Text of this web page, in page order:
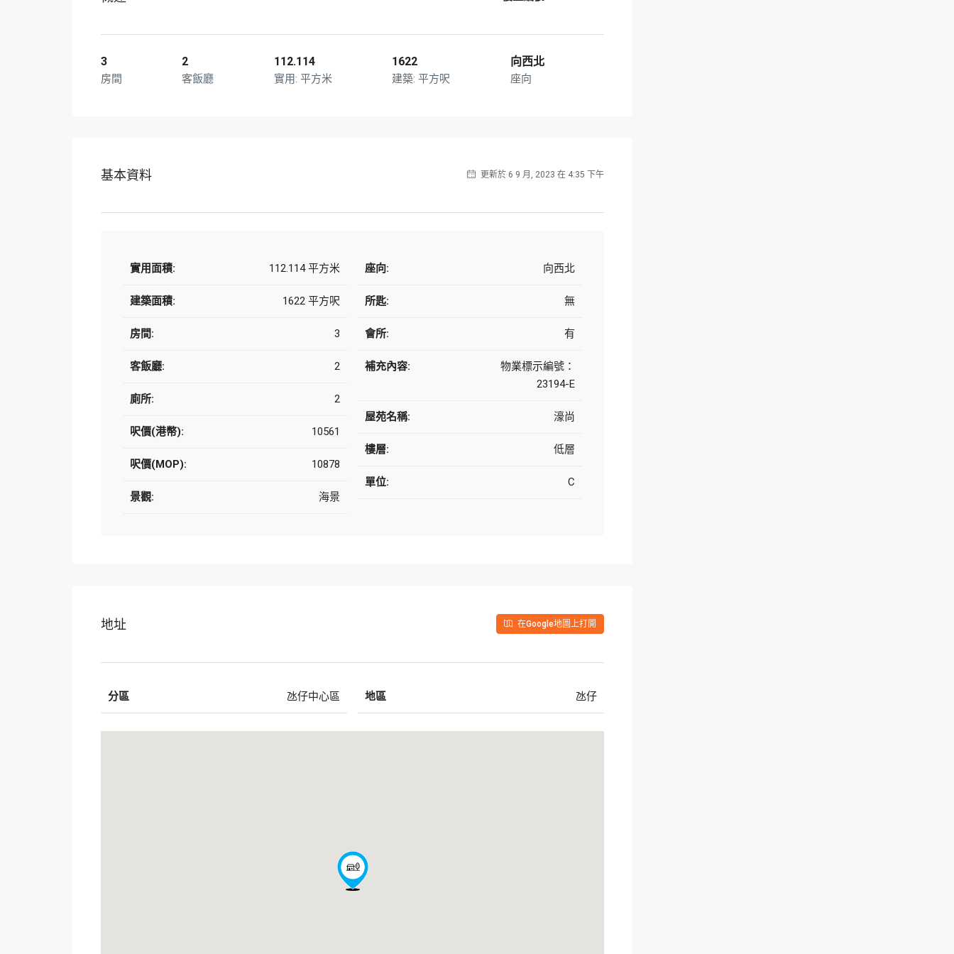
3
房間
2
客飯廳
112.114
平方米
1622
平方呎
向西北
座向
基本資料 更新於 6 9 月, 2023 在 4:35 下午
實用面積: 112.114 平方米
建築面積: 1622 平方呎
房間: 3
客飯廳: 2
廁所: 2
呎價(港幣): 10561
呎價(MOP): 10878
景觀: 海景
座向: 向西北
所匙: 無
會所: 有
補充內容:
物業標示編號：
23194-E
屋苑名稱: 濠尚
樓層: 低層
單位: C
地址 在Google地圖上打開
分區 氹仔中心區 地區 氹仔